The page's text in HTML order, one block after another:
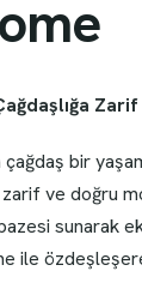
ome
bir
ve doğru
sunarak
ile